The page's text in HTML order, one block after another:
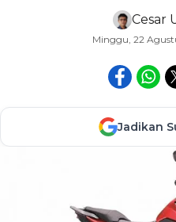
Cesar
Minggu, 22
Jadikan